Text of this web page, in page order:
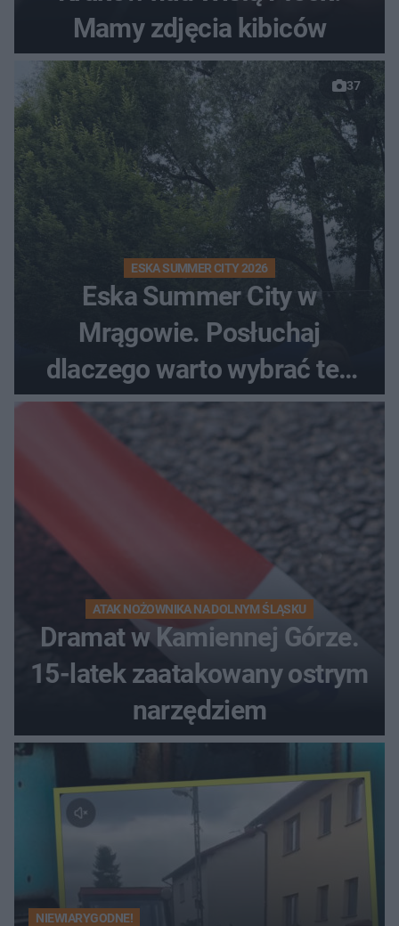
Mamy zdjęcia kibiców
37
ESKA SUMMER CITY 2026
Eska Summer City w
Mrągowie. Posłuchaj
dlaczego warto wybrać ten
kierunek na urlop!
ATAK NOŻOWNIKA NA DOLNYM ŚLĄSKU
Dramat w Kamiennej Górze.
15-latek zaatakowany ostrym
narzędziem
NIEWIARYGODNE!